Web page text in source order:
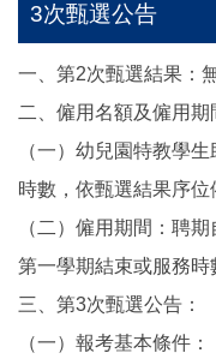
3次甄選公告
一、第2次甄選結果：
二、僱用名額及僱用期
（一）幼兒園特教學
時數，依甄選結果序位
（二）僱用期間：聘
第一學期結束或服務時
三、第3次甄選公告：
（一）報考基本條件：